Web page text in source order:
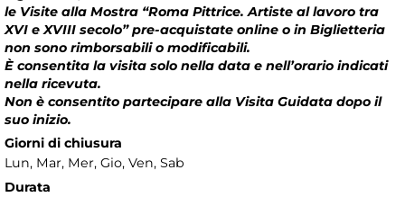
le Visite alla Mostra “Roma Pittrice. Artiste al lavoro tra
XVI e XVIII secolo” pre-acquistate online o in Biglietteria
non sono rimborsabili o modificabili.
È consentita la visita solo nella data e nell’orario indicati
nella ricevuta.
Non è consentito partecipare alla Visita Guidata dopo il
suo inizio.
Giorni di chiusura
Lun, Mar, Mer, Gio, Ven, Sab
Durata